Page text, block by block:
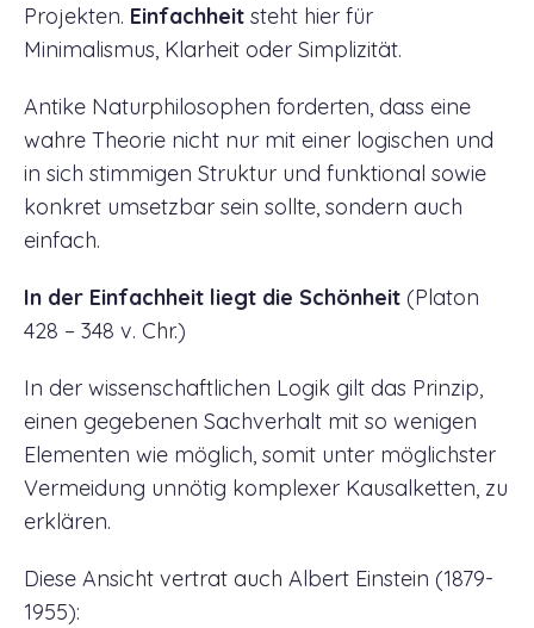
Projekten. Einfachheit steht hier für
Minimalismus, Klarheit oder Simplizität.
Antike Naturphilosophen forderten, dass eine
wahre Theorie nicht nur mit einer logischen und
in sich stimmigen Struktur und funktional sowie
konkret umsetzbar sein sollte, sondern auch
einfach.
In der Einfachheit liegt die Schönheit (Platon
428 – 348 v. Chr.)
In der wissenschaftlichen Logik gilt das Prinzip,
einen gegebenen Sachverhalt mit so wenigen
Elementen wie möglich, somit unter möglichster
Vermeidung unnötig komplexer Kausalketten, zu
erklären.
Diese Ansicht vertrat auch Albert Einstein (1879-
1955):